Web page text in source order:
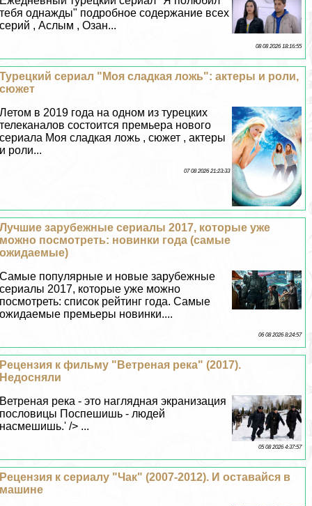
тебя однажды" подробное содержание всех
серий , Аслым , Озан...
08 08 2026 18:16:55
Турецкий сериал "Моя сладкая ложь": актеры и роли,
сюжет
Летом в 2019 года на одном из турецких
телеканалов состоится премьера нового
сериала Моя сладкая ложь , сюжет , актеры
и роли...
07 08 2026 21:23:33
Лучшие зарубежные сериалы 2017, которые уже
можно посмотреть: новинки года (самые
ожидаемые)
Самые популярные и новые зарубежные
сериалы 2017, которые уже можно
посмотреть: список рейтинг года. Самые
ожидаемые премьеры новинки....
06 08 2026 8:24:57
Рецензия к фильму "Ветреная река" (2017).
Недосняли
Ветреная река - это наглядная экранизация
пословицы Поспешишь - людей
насмешишь.' /> ...
05 08 2026 4:37:57
Рецензия к сериалу "Чак" (2007-2012). И оставайся в
машине